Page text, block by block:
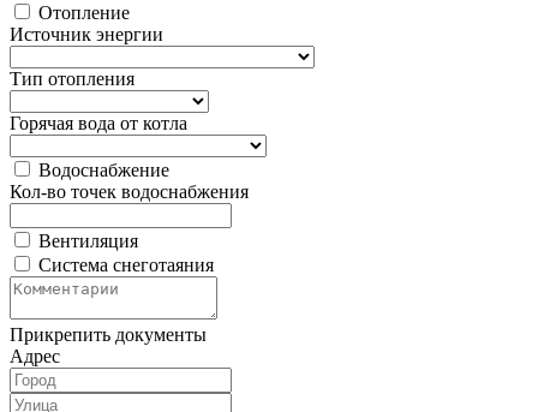
Отопление
Источник энергии
Тип отопления
Горячая вода от котла
Водоснабжение
Кол-во точек водоснабжения
Вентиляция
Система снеготаяния
Прикрепить документы
Адрес